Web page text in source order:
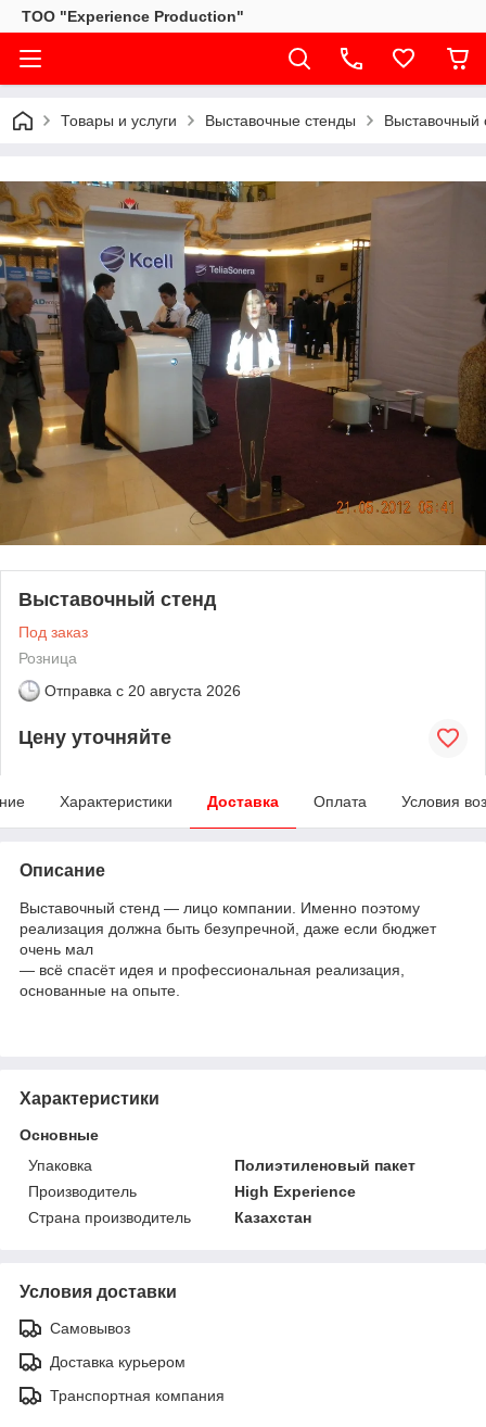
ТОО "Experience Production"
Товары и услуги Выставочные стенды Выставочный
Выставочный стенд
Под заказ
Розница
Отправка с 20 августа 2026
Цену уточняйте
Характеристики Доставка Оплата Условия
Описание
Выставочный стенд ― лицо компании. Именно поэтому
реализация должна быть безупречной, даже если бюджет
очень мал
― всё спасёт идея и профессиональная реализация,
основанные на опыте.
Характеристики
Основные
Упаковка
Полиэтиленовый пакет
Производитель
High Experience
Страна производитель
Казахстан
Условия доставки
Самовывоз
Доставка курьером
Транспортная компания